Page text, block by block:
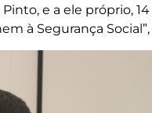
e a ele próprio,
à Segurança